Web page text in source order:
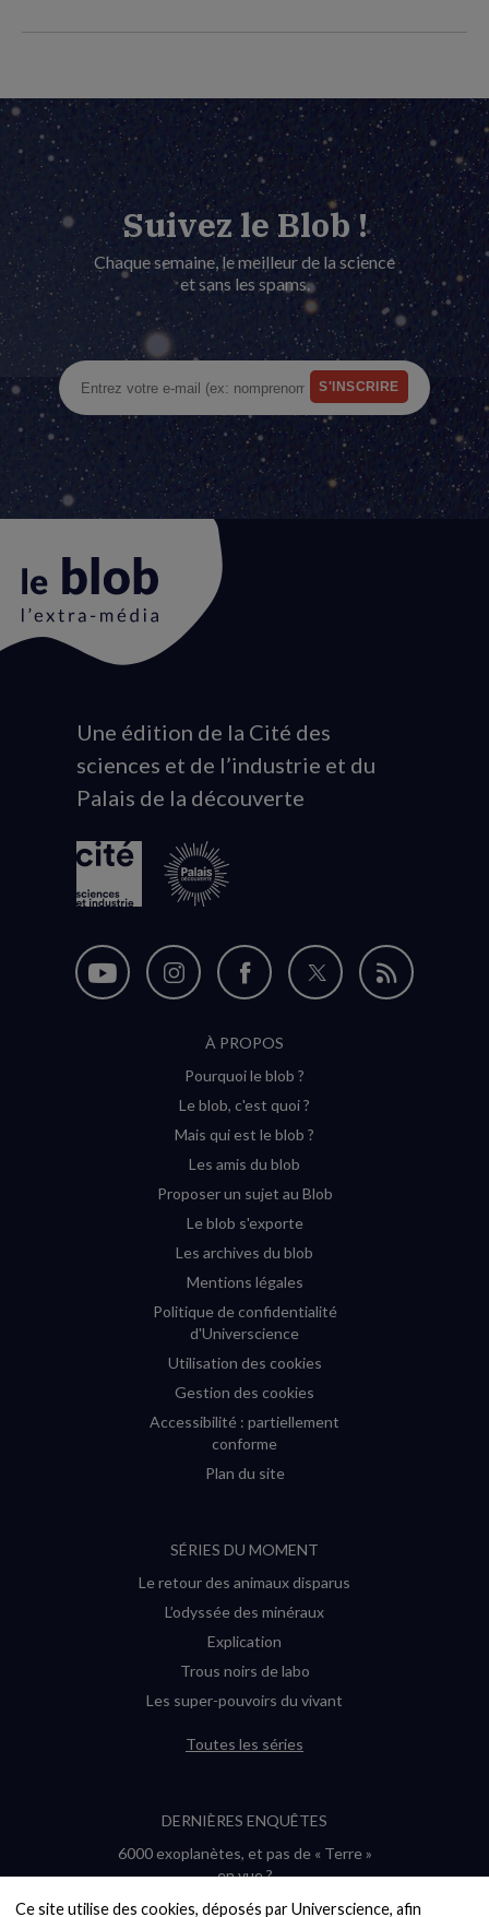
Ce site utilise des cookies, déposés par Universcience, afin
Suivez le Blob !
Chaque semaine, le meilleur de la science
et sans les spams.
Animation
du
logo
Une édition de la Cité des
sciences et de l’industrie et du
Palais de la découverte
Nous
Nous
Instagram
(nouvelle
Nous
sur
Facebook
(nouvelle
Nous
Flux
À PROPOS
Pourquoi le blob ?
Le blob, c'est quoi ?
Mais qui est le blob ?
Les amis du blob
Proposer un sujet au Blob
Le blob s'exporte
Les archives du blob
Mentions légales
Politique de confidentialité
d'Universcience
Utilisation des cookies
Gestion des cookies
Accessibilité : partiellement
conforme
Plan du site
SÉRIES DU MOMENT
Le retour des animaux disparus
L’odyssée des minéraux
Explication
Trous noirs de labo
Les super-pouvoirs du vivant
Toutes les séries
DERNIÈRES ENQUÊTES
6000 exoplanètes, et pas de « Terre »
en vue ?
Quel avenir pour les cryptos ?